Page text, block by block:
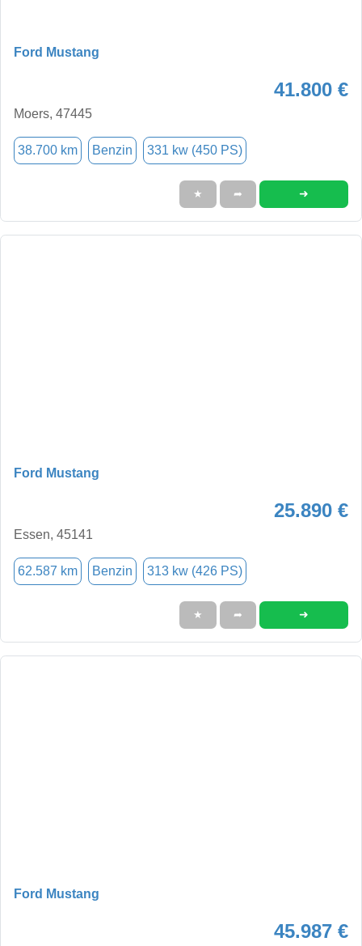
Ford Mustang
41.800 €
Moers, 47445
38.700 km Benzin 331 kw (450 PS)
★ ➦ ➜
Ford Mustang
25.890 €
Essen, 45141
62.587 km Benzin 313 kw (426 PS)
★ ➦ ➜
Ford Mustang
45.987 €